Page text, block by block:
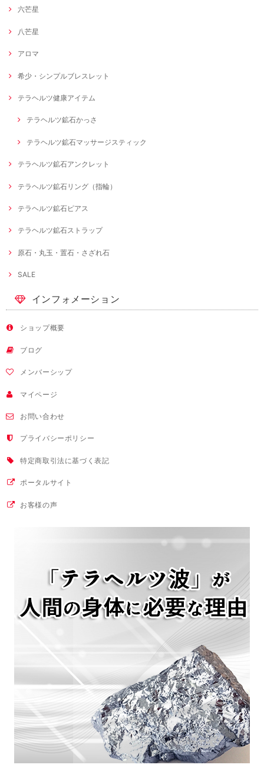
六芒星
八芒星
アロマ
希少・シンプルブレスレット
テラヘルツ健康アイテム
テラヘルツ鉱石かっさ
テラヘルツ鉱石マッサージスティック
テラヘルツ鉱石アンクレット
テラヘルツ鉱石リング（指輪）
テラヘルツ鉱石ピアス
テラヘルツ鉱石ストラップ
原石・丸玉・置石・さざれ石
SALE
インフォメーション
ショップ概要
ブログ
メンバーシップ
マイページ
お問い合わせ
プライバシーポリシー
特定商取引法に基づく表記
ポータルサイト
お客様の声